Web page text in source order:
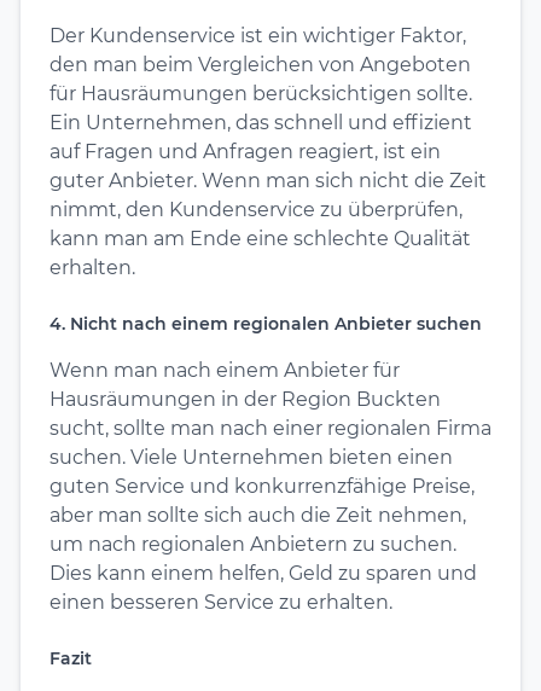
Der Kundenservice ist ein wichtiger Faktor,
den man beim Vergleichen von Angeboten
für Hausräumungen berücksichtigen sollte.
Ein Unternehmen, das schnell und effizient
auf Fragen und Anfragen reagiert, ist ein
guter Anbieter. Wenn man sich nicht die Zeit
nimmt, den Kundenservice zu überprüfen,
kann man am Ende eine schlechte Qualität
erhalten.
4. Nicht nach einem regionalen Anbieter suchen
Wenn man nach einem Anbieter für
Hausräumungen in der Region Buckten
sucht, sollte man nach einer regionalen Firma
suchen. Viele Unternehmen bieten einen
guten Service und konkurrenzfähige Preise,
aber man sollte sich auch die Zeit nehmen,
um nach regionalen Anbietern zu suchen.
Dies kann einem helfen, Geld zu sparen und
einen besseren Service zu erhalten.
Fazit